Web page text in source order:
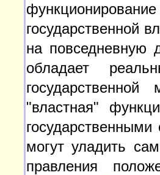
государственной
на повседневную
обладает
"властная"
могут уладить
правления